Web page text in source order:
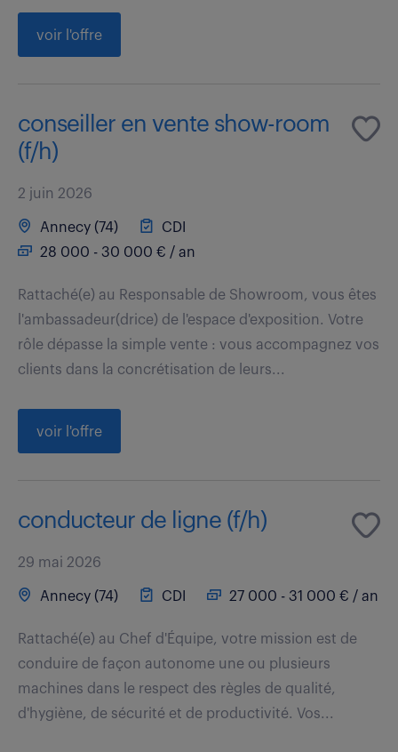
voir l'offre
conseiller en vente show-room
(f/h)
2 juin 2026
Annecy (74)
CDI
28 000 - 30 000 € / an
Rattaché(e) au Responsable de Showroom, vous êtes
l'ambassadeur(drice) de l'espace d'exposition. Votre
rôle dépasse la simple vente : vous accompagnez vos
clients dans la concrétisation de leurs...
voir l'offre
conducteur de ligne (f/h)
29 mai 2026
Annecy (74) CDI 27 000 - 31 000 € / an
Rattaché(e) au Chef d'Équipe, votre mission est de
conduire de façon autonome une ou plusieurs
machines dans le respect des règles de qualité,
d'hygiène, de sécurité et de productivité. Vos...